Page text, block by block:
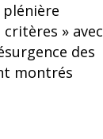
plénière
» avec
des
montrés